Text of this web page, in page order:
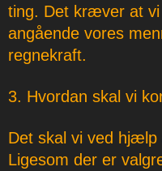
ting. Det kræver at vi
angående vores
regnekraft.
3. Hvordan skal vi
Det skal vi ved
Ligesom der er